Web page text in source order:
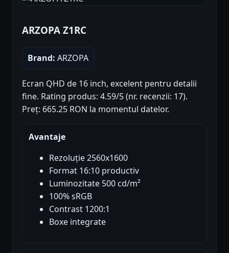
ARZOPA Z1RC
Brand: ARZOPA
Ecran QHD de 16 inch, excelent pentru detalii
fine. Rating produs: 4.59/5 (nr. recenzii: 17).
Preț: 665.25 RON la momentul datelor.
Avantaje
Rezoluție 2560x1600
Format 16:10 productiv
Luminozitate 500 cd/m²
100% sRGB
Contrast 1200:1
Boxe integrate